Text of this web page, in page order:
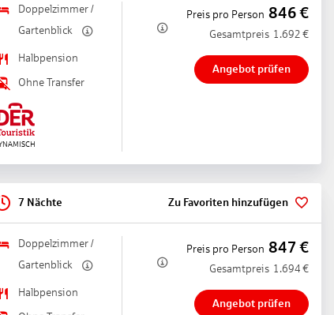
Doppelzimmer /
Gartenblick
Halbpension
Ohne Transfer
Preis pro Person 846€
Gesamtpreis 1.692 €
Angebot prüfen
7 Nächte Zu Favoriten hinzufügen
Doppelzimmer /
Gartenblick
Halbpension
Preis pro Person 847 €
Gesamtpreis 1.694 €
Angebot prüfen